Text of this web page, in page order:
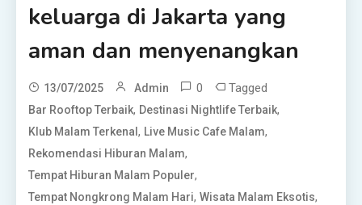
keluarga di Jakarta yang
aman dan menyenangkan
13/07/2025 Admin 0 Tagged
Bar Rooftop Terbaik, Destinasi Nightlife Terbaik,
Klub Malam Terkenal, Live Music Cafe Malam,
Rekomendasi Hiburan Malam,
Tempat Hiburan Malam Populer,
Tempat Nongkrong Malam Hari,Wisata Malam Eksotis,